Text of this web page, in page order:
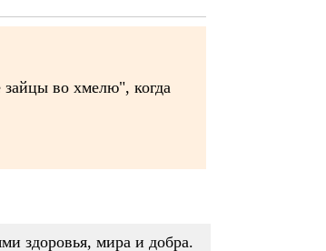
во хмелю", когда
здоровья, мира и добра.